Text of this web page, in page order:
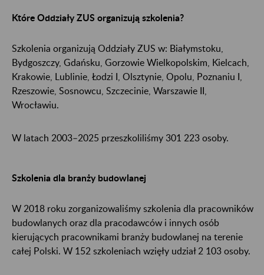
Które Oddziały ZUS organizują szkolenia?
Szkolenia organizują Oddziały ZUS w: Białymstoku,
Bydgoszczy, Gdańsku, Gorzowie Wielkopolskim, Kielcach,
Krakowie, Lublinie, Łodzi I, Olsztynie, Opolu, Poznaniu I,
Rzeszowie, Sosnowcu, Szczecinie, Warszawie II,
Wrocławiu.
W latach 2003–2025 przeszkoliliśmy 301 223 osoby.
Szkolenia dla branży budowlanej
W 2018 roku zorganizowaliśmy szkolenia dla pracowników
budowlanych oraz dla pracodawców i innych osób
kierujących pracownikami branży budowlanej na terenie
całej Polski. W 152 szkoleniach wzięły udział 2 103 osoby.